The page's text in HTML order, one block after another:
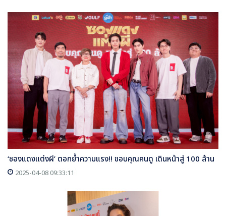
‘ซองแดงแต่งผี’ ตอกย้ำความแรง!! ขอบคุณคนดู เดินหน้าสู่ 100 ล้าน
2025-04-08 09:33:11